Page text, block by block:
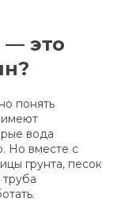
— это
понять
вода
Но вместе с
грунта, песок